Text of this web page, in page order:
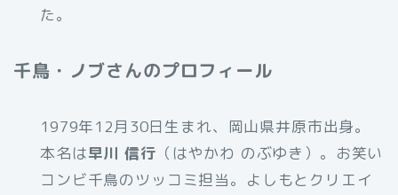
た。
千鳥・ノブさんのプロフィール
1979年12月30日生まれ、岡山県井原市出身。
本名は早川 信行 （はやかわ のぶゆき）。お笑い
コンビ千鳥のツッコミ担当。よしもとクリエイ